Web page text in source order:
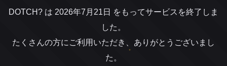
DOTCH? は 2026年7月21日 をもってサービスを終了しま
した。
たくさんの方にご利用いただき、ありがとうございまし
た。